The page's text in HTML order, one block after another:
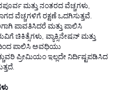
ಮತ್ತು ನಂತರದ ವೆಚ್ಚಗಳು,
ವೆಚ್ಚಗಳಿಗೆ ರಕ್ಷಣೆ ಒದಗಿಸುತ್ತವೆ.
ಪಾವತಿಸಿದರೆ ಮತ್ತು ಪಾಲಿಸಿ
ಚಿಕಿತ್ಸೆಗಳು, ವ್ಯಾಕ್ಸಿನೇಷನ್ ಮತ್ತು
ಪಾಲಿಸಿ ಅವಧಿಯು
ಪ್ರೀಮಿಯಂ ಇಲ್ಲದೇ ನಿರ್ದಿಷ್ಟಪಡಿಸಿದ